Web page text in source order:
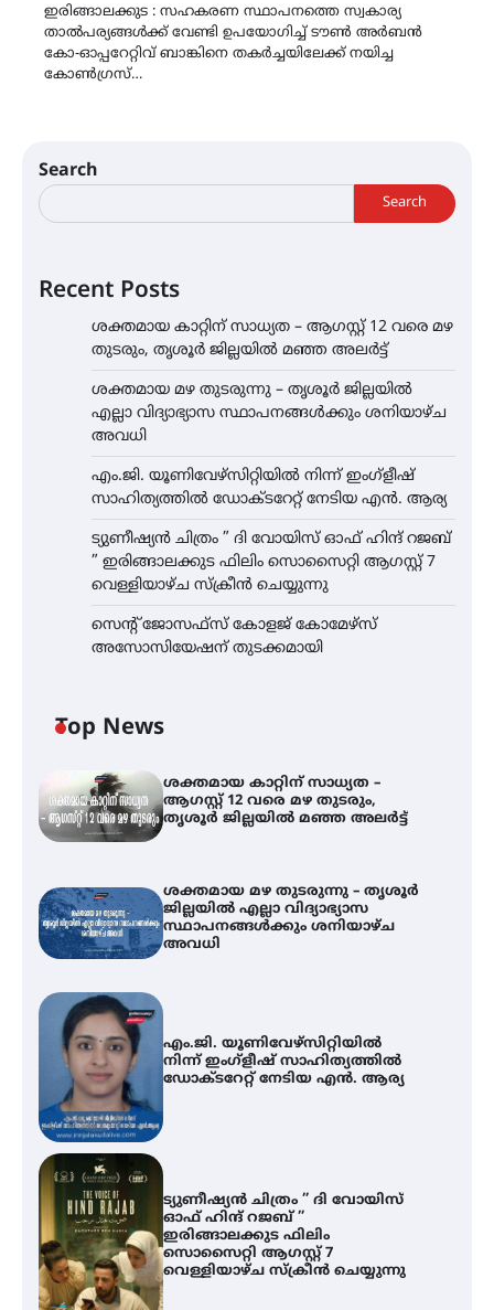
ഇരിങ്ങാലക്കുട : സഹകരണ സ്ഥാപനത്തെ സ്വകാര്യ
താൽപര്യങ്ങൾക്ക് വേണ്ടി ഉപയോഗിച്ച് ടൗൺ അർബൻ
കോ-ഓപ്പറേറ്റിവ് ബാങ്കിനെ തകർച്ചയിലേക്ക് നയിച്ച
കോൺഗ്രസ്…
Search
Search
Recent Posts
ശക്തമായ കാറ്റിന് സാധ്യത – ആഗസ്റ്റ് 12 വരെ മഴ
തുടരും, തൃശൂർ ജില്ലയിൽ മഞ്ഞ അലർട്ട്
ശക്തമായ മഴ തുടരുന്നു – തൃശൂർ ജില്ലയിൽ
എല്ലാ വിദ്യാഭ്യാസ സ്ഥാപനങ്ങൾക്കും ശനിയാഴ്ച
അവധി
എം.ജി. യൂണിവേഴ്‌സിറ്റിയിൽ നിന്ന് ഇംഗ്ളീഷ്
സാഹിത്യത്തിൽ ഡോക്ടറേറ്റ് നേടിയ എൻ. ആര്യ
ട്യുണീഷ്യൻ ചിത്രം ” ദി വോയിസ് ഓഫ് ഹിന്ദ് റജബ്
” ഇരിങ്ങാലക്കുട ഫിലിം സൊസൈറ്റി ആഗസ്റ്റ് 7
വെള്ളിയാഴ്ച സ്‌ക്രീൻ ചെയ്യുന്നു
സെന്റ് ജോസഫ്സ് കോളജ് കോമേഴ്‌സ്
അസോസിയേഷന് തുടക്കമായി
Top News
ശക്തമായ കാറ്റിന് സാധ്യത –
ആഗസ്റ്റ് 12 വരെ മഴ തുടരും,
തൃശൂർ ജില്ലയിൽ മഞ്ഞ അലർട്ട്
ശക്തമായ മഴ തുടരുന്നു – തൃശൂർ
ജില്ലയിൽ എല്ലാ വിദ്യാഭ്യാസ
സ്ഥാപനങ്ങൾക്കും ശനിയാഴ്ച
അവധി
എം.ജി. യൂണിവേഴ്‌സിറ്റിയിൽ
നിന്ന് ഇംഗ്ളീഷ് സാഹിത്യത്തിൽ
ഡോക്ടറേറ്റ് നേടിയ എൻ. ആര്യ
ട്യുണീഷ്യൻ ചിത്രം ” ദി വോയിസ്
ഓഫ് ഹിന്ദ് റജബ് ”
ഇരിങ്ങാലക്കുട ഫിലിം
സൊസൈറ്റി ആഗസ്റ്റ് 7
വെള്ളിയാഴ്ച സ്‌ക്രീൻ ചെയ്യുന്നു